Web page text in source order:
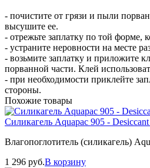
- почистите от грязи и пыли
высушите ее.
- отрежьте заплатку по той форме,
- устраните неровности на месте
- возьмите заплатку и приложите
порванной части. Клей
- при необходимости приклейте
стороны.
Похожие товары
Силикагель Aquapac 905 -
Влагопоглотитель (силикагель)
1 296 руб.В корзину